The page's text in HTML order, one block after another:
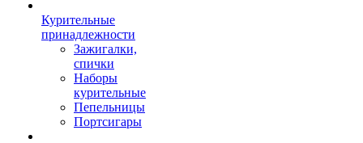
Курительные
принадлежности
Зажигалки,
спички
Наборы
курительные
Пепельницы
Портсигары